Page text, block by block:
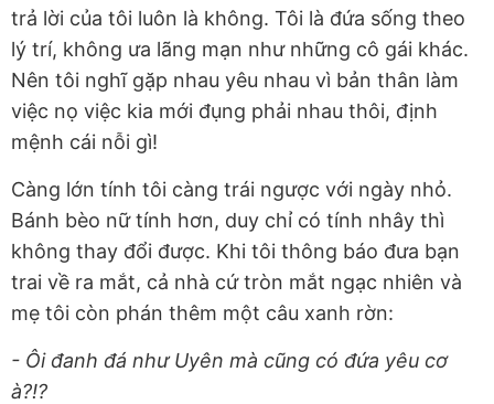
trả lời của tôi luôn là không. Tôi là đứa sống theo
lý trí, không ưa lãng mạn như những cô gái khác.
Nên tôi nghĩ gặp nhau yêu nhau vì bản thân làm
việc nọ việc kia mới đụng phải nhau thôi, định
mệnh cái nỗi gì!
Càng lớn tính tôi càng trái ngược với ngày nhỏ.
Bánh bèo nữ tính hơn, duy chỉ có tính nhây thì
không thay đổi được. Khi tôi thông báo đưa bạn
trai về ra mắt, cả nhà cứ tròn mắt ngạc nhiên và
mẹ tôi còn phán thêm một câu xanh rờn:
- Ôi đanh đá như Uyên mà cũng có đứa yêu cơ
à?!?